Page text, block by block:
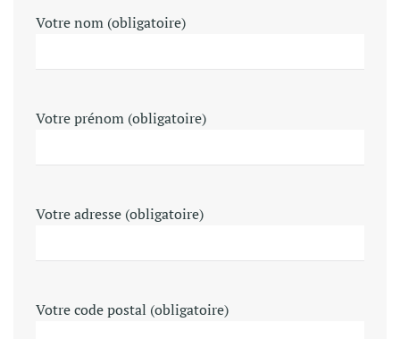
Votre nom (obligatoire)
Votre prénom (obligatoire)
Votre adresse (obligatoire)
Votre code postal (obligatoire)